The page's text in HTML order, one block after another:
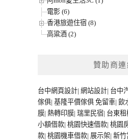
電影 (6)
香港旅遊住宿 (8)
高粱酒 (2)
贊助商連
台中網頁設計| 網站設計| 台中
傢俱| 基隆平價傢俱 免留車| 飲
膜| 熱轉印膜| 瑞里民宿| 台東租
小額借款| 桃園快速借款| 桃園
款| 桃園機車借款| 展示架| 新竹